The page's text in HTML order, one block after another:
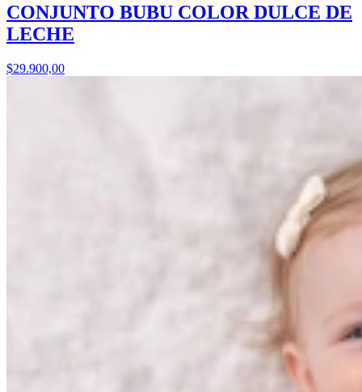
CONJUNTO BUBU COLOR DULCE DE
LECHE
$29.900,00